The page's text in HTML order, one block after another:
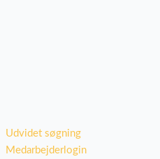
Udvidet søgning
Medarbejderlogin